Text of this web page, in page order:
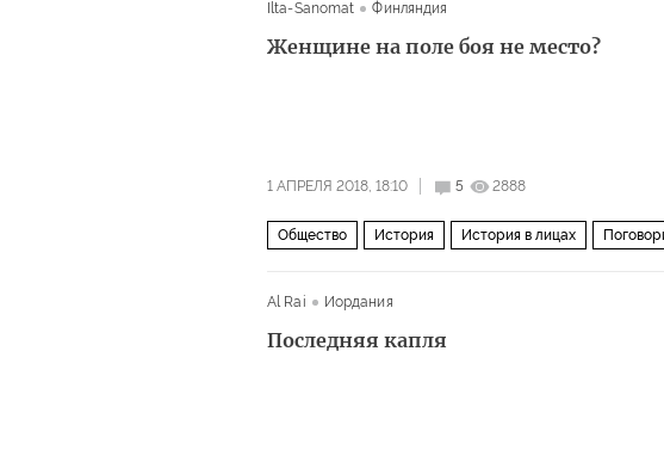
Ilta-Sanomat Финляндия
Женщине на поле боя не место?
1 АПРЕЛЯ 2018, 18:10 5 2888
Общество История История в лицах
Al Rai Иордания
Последняя капля